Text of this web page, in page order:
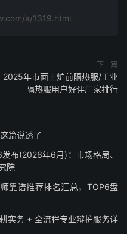
a/1319.html
下一篇
2025年市面上炉前隔热服/工业
隔热服用户好评厂家排行
篇说透了
布(2026年6月)：市场格局、
院
靠谱推荐排名汇总，TOP6盘
实务 + 全流程专业辩护服务详